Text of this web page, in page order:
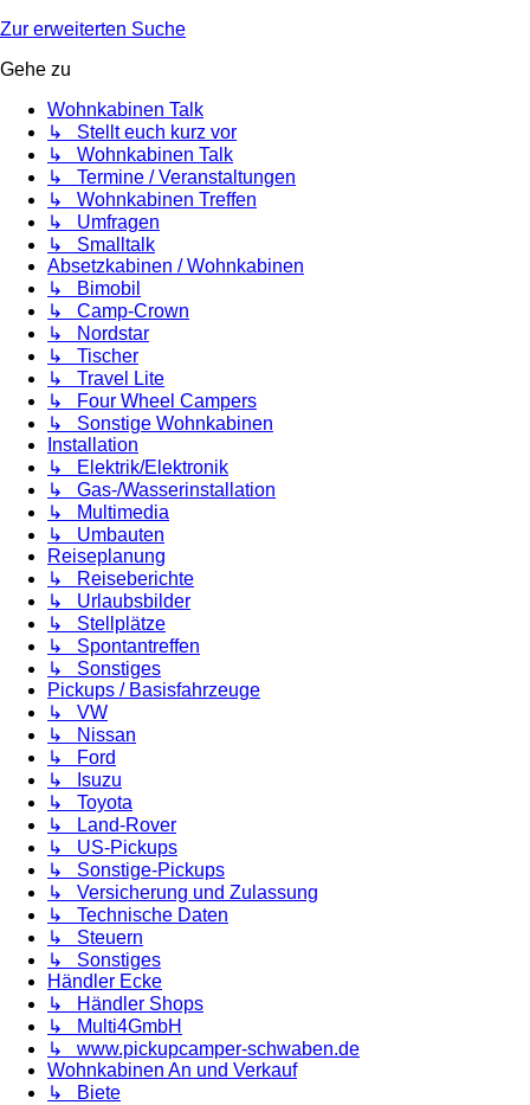
Zur erweiterten Suche
Gehe zu
Wohnkabinen Talk
↳ Stellt euch kurz vor
↳ Wohnkabinen Talk
↳ Termine / Veranstaltungen
↳ Wohnkabinen Treffen
↳ Umfragen
↳ Smalltalk
Absetzkabinen / Wohnkabinen
↳ Bimobil
↳ Camp-Crown
↳ Nordstar
↳ Tischer
↳ Travel Lite
↳ Four Wheel Campers
↳ Sonstige Wohnkabinen
Installation
↳ Elektrik/Elektronik
↳ Gas-/Wasserinstallation
↳ Multimedia
↳ Umbauten
Reiseplanung
↳ Reiseberichte
↳ Urlaubsbilder
↳ Stellplätze
↳ Spontantreffen
↳ Sonstiges
Pickups / Basisfahrzeuge
↳ VW
↳ Nissan
↳ Ford
↳ Isuzu
↳ Toyota
↳ Land-Rover
↳ US-Pickups
↳ Sonstige-Pickups
↳ Versicherung und Zulassung
↳ Technische Daten
↳ Steuern
↳ Sonstiges
Händler Ecke
↳ Händler Shops
↳ Multi4GmbH
↳ www.pickupcamper-schwaben.de
Wohnkabinen An und Verkauf
↳ Biete